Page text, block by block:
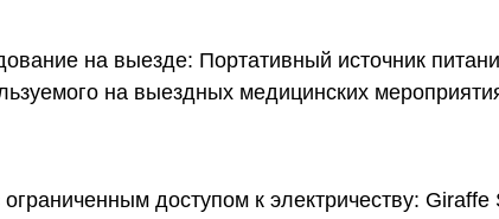
на выезде: Портативный источник
на выездных медицинских
доступом к электричеству: